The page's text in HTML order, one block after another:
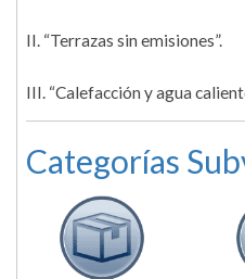
II. “Terrazas sin emisiones”.
III. “Calefacción y agua
Categorías